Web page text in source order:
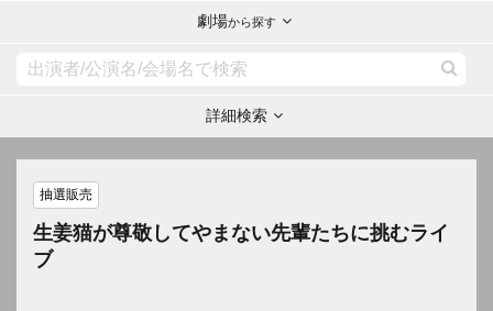
劇場から探す
詳細検索
抽選販売
生姜猫が尊敬してやまない先輩たちに挑むライ
ブ